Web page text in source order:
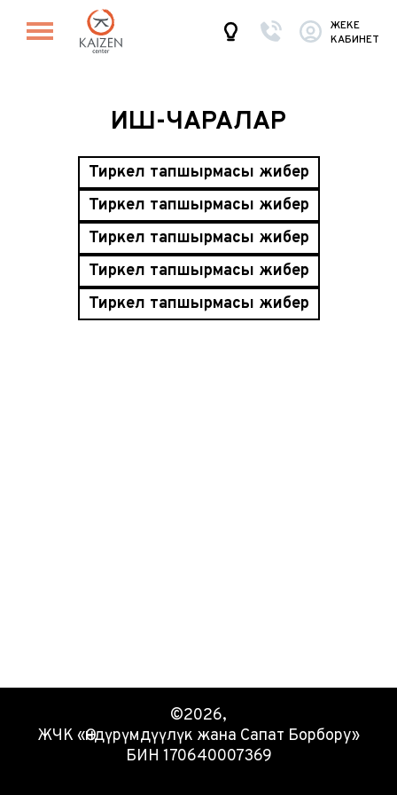
ЖЕКЕ
КАБИНЕТ
ИШ-ЧАРАЛАР
Тиркелү тапшырмасы жиберүү
Тиркелү тапшырмасы жиберүү
Тиркелү тапшырмасы жиберүү
Тиркелү тапшырмасы жиберүү
Тиркелү тапшырмасы жиберүү
©2026,
ЖЧК «Өндүрүмдүүлүк жана Сапат Борбору»
БИН 170640007369